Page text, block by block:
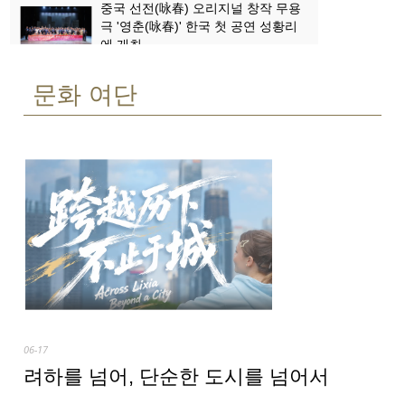
중국 선전(咏春) 오리지널 창작 무용
극 '영춘(咏春)' 한국 첫 공연 성황리
에 개최
산업과 문화관광의 ‘상생·융합’...로켓
08-03
문화 여단
06-17
려하를 넘어, 단순한 도시를 넘어서